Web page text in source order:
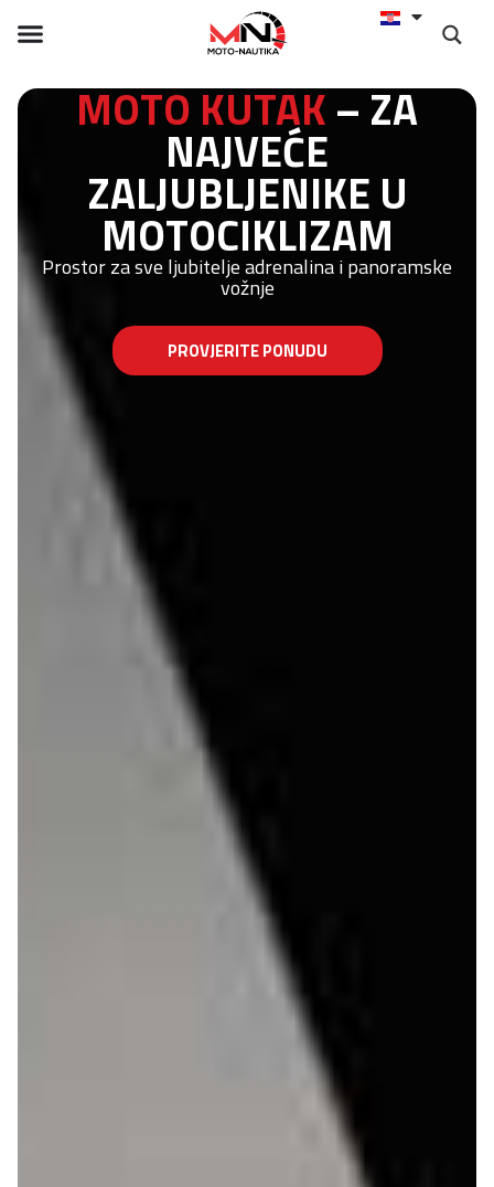
MOTO KUTAK– ZA
NAJVEĆE
ZALJUBLJENIKE U
MOTOCIKLIZAM
Prostor za sve ljubitelje adrenalina i panoramske
vožnje
PROVJERITE PONUDU